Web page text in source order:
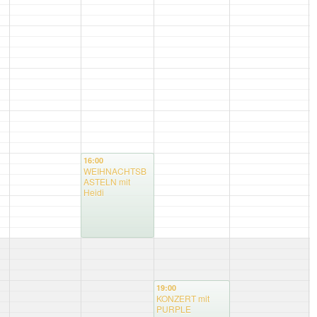
16:00
WEIHNACHTSB
ASTELN mit
Heidi
19:00
KONZERT mit
PURPLE